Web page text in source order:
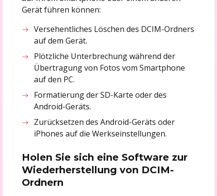
Gerät führen können:
Versehentliches Löschen des DCIM-Ordners
auf dem Gerät.
Plötzliche Unterbrechung während der
Übertragung von Fotos vom Smartphone
auf den PC.
Formatierung der SD-Karte oder des
Android-Geräts.
Zurücksetzen des Android-Geräts oder
iPhones auf die Werkseinstellungen.
Holen Sie sich eine Software zur
Wiederherstellung von DCIM-
Ordnern